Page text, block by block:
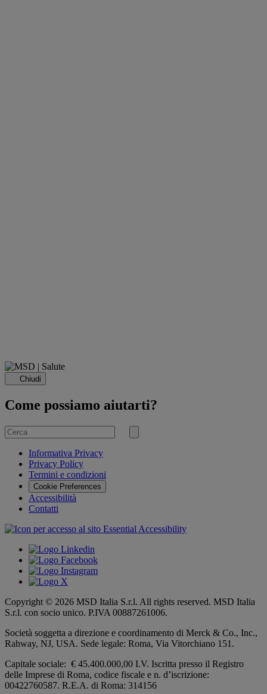
Chiudi
Come possiamo aiutarti?
Cerca
per
Invia
Informativa Privacy
Privacy Policy
Termini e condizioni
Cookie Preferences
Accessibilità
Contatti
Copyright © 2026 MSD Italia S.r.l. All rights reserved. MSD Italia
S.r.l. con socio unico. P.IVA 00887261006.
Società soggetta a direzione e coordinamento di Merck & Co., Inc.,
Rahway, NJ, USA. Sede legale: Roma, Via Vitorchiano 151.
Capitale sociale: € 45.400.000,00 I.V. Iscritta presso il Registro
delle Imprese di Roma, codice fiscale e n. d’iscrizione:
00422760587. R.E.A. di Roma: 314156